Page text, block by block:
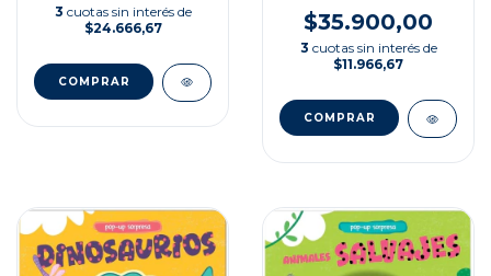
3 cuotas sin interés de
$24.666,67
$35.900,00
3 cuotas sin interés de
$11.966,67